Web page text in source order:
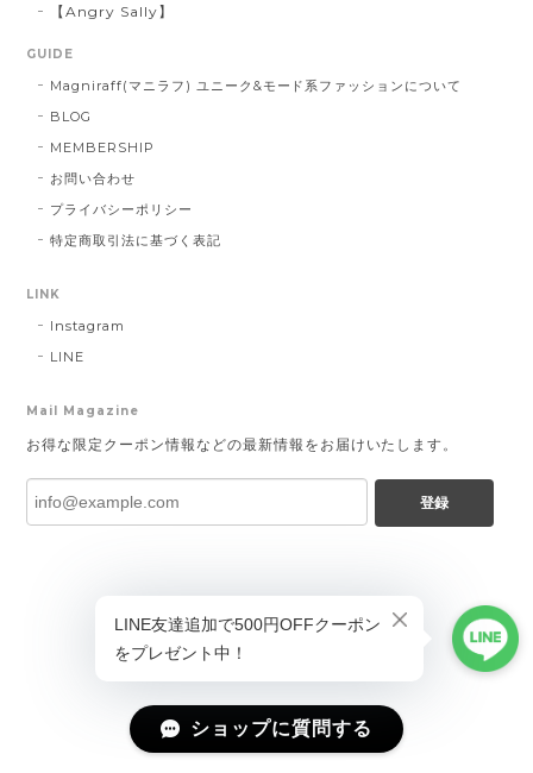
【Angry Sally】
GUIDE
Magniraff(マニラフ) ユニーク&モード系ファッションについて
BLOG
MEMBERSHIP
お問い合わせ
プライバシーポリシー
特定商取引法に基づく表記
LINK
Instagram
LINE
Mail Magazine
お得な限定クーポン情報などの最新情報をお届けいたします。
登録
ショップに質問する